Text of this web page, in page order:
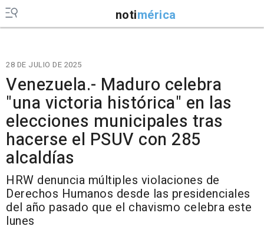
notimérica
28 DE JULIO DE 2025
Venezuela.- Maduro celebra
"una victoria histórica" en las
elecciones municipales tras
hacerse el PSUV con 285
alcaldías
HRW denuncia múltiples violaciones de
Derechos Humanos desde las presidenciales
del año pasado que el chavismo celebra este
lunes